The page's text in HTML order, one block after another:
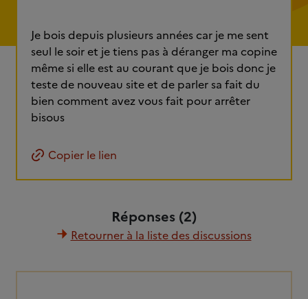
Je bois depuis plusieurs années car je me sent
seul le soir et je tiens pas à déranger ma copine
même si elle est au courant que je bois donc je
teste de nouveau site et de parler sa fait du
bien comment avez vous fait pour arrêter
bisous
Copier le lien
Réponses (2)
Retourner à la liste des discussions